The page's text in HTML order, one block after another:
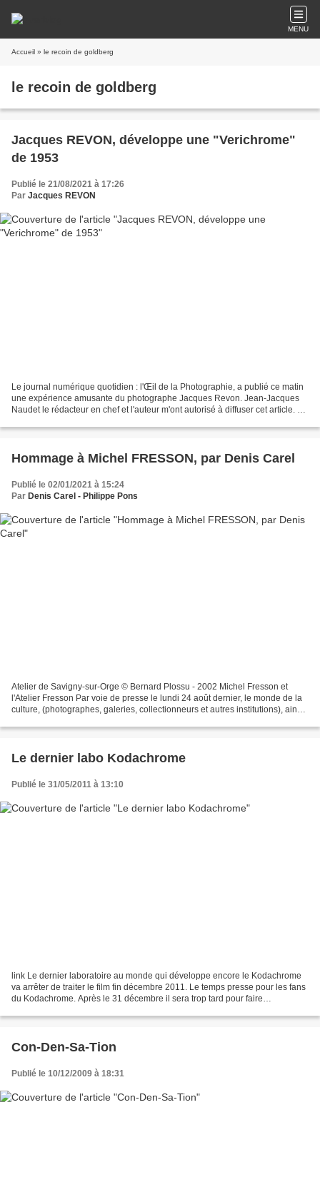
MENU
Accueil » le recoin de goldberg
le recoin de goldberg
Jacques REVON, développe une "Verichrome"
de 1953
Publié le 21/08/2021 à 17:26
Par Jacques REVON
Le journal numérique quotidien : l'Œil de la Photographie, a publié ce matin
une expérience amusante du photographe Jacques Revon. Jean-Jacques
Naudet le rédacteur en chef et l'auteur m'ont autorisé à diffuser cet article. Ph
Hommage à Michel FRESSON, par Denis Carel
Publié le 02/01/2021 à 15:24
Par Denis Carel - Philippe Pons
Atelier de Savigny-sur-Orge © Bernard Plossu - 2002 Michel Fresson et
l'Atelier Fresson Par voie de presse le lundi 24 août dernier, le monde de la
culture, (photographes, galeries, collectionneurs et autres institutions), ainsi
Le dernier labo Kodachrome
Publié le 31/05/2011 à 13:10
link Le dernier laboratoire au monde qui développe encore le Kodachrome
va arrêter de traiter le film fin décembre 2011. Le temps presse pour les fans
du Kodachrome. Après le 31 décembre il sera trop tard pour faire
Con-Den-Sa-Tion
Publié le 10/12/2009 à 18:31